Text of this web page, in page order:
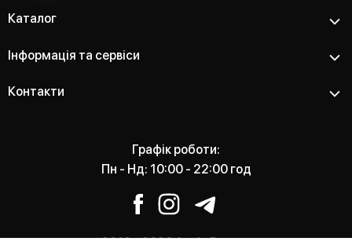
Каталог
Інформація та сервіси
Контакти
Графік роботи:
Пн - Нд: 10:00 - 22:00 год